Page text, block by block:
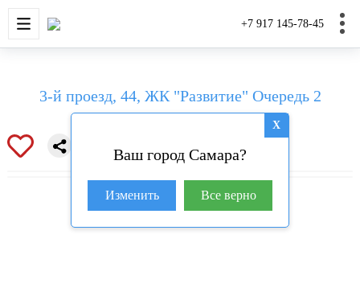
+7 917 145-78-45
НОВОСТРОЙКИ ДОМА И
X
Ваш город Самара?
Изменить Все верно
3-й проезд, 44, ЖК "Развитие" Очередь 2